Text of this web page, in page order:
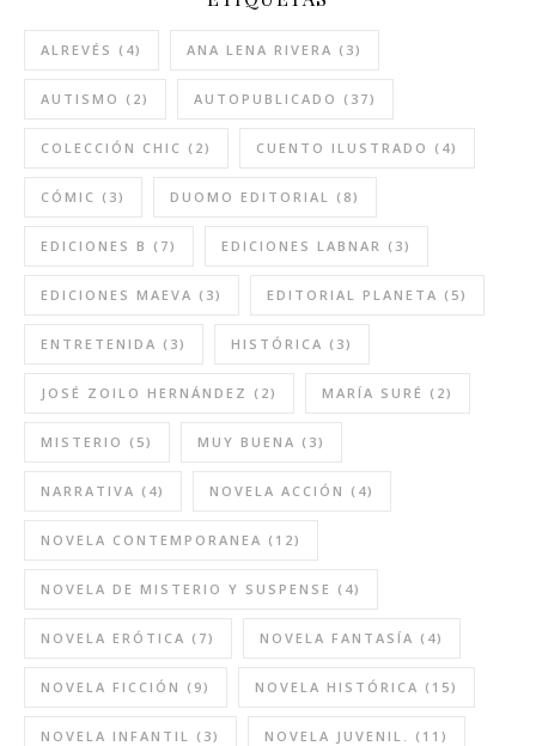
ALREVÉS (4) ANA LENA RIVERA (3)
AUTISMO (2) AUTOPUBLICADO (37)
COLECCIÓN CHIC (2) CUENTO ILUSTRADO (4)
CÓMIC (3) DUOMO EDITORIAL (8)
EDICIONES B (7) EDICIONES LABNAR (3)
EDICIONES MAEVA (3) EDITORIAL PLANETA (5)
ENTRETENIDA (3) HISTÓRICA (3)
JOSÉ ZOILO HERNÁNDEZ (2) MARÍA SURÉ (2)
MISTERIO (5) MUY BUENA (3)
NARRATIVA (4) NOVELA ACCIÓN (4)
NOVELA CONTEMPORANEA (12)
NOVELA DE MISTERIO Y SUSPENSE (4)
NOVELA ERÓTICA (7) NOVELA FANTASÍA (4)
NOVELA FICCIÓN (9) NOVELA HISTÓRICA (15)
NOVELA INFANTIL (3) NOVELA JUVENIL. (11)